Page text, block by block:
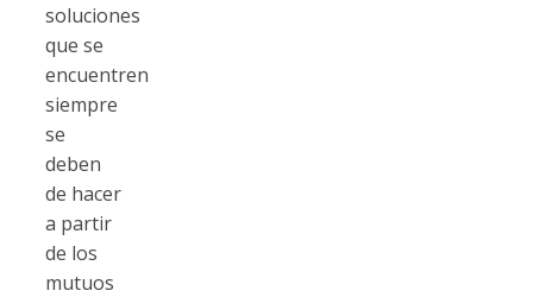
soluciones
que se
encuentren
siempre
se
deben
de hacer
a partir
de los
mutuos